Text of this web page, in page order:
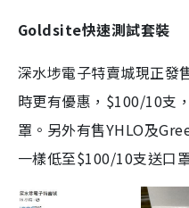
Goldsite快速測試套裝
深水埗電子特賣城現正
時更有優惠，$100/10支
罩。另外有售YHLO及
一樣低至$100/10支送口